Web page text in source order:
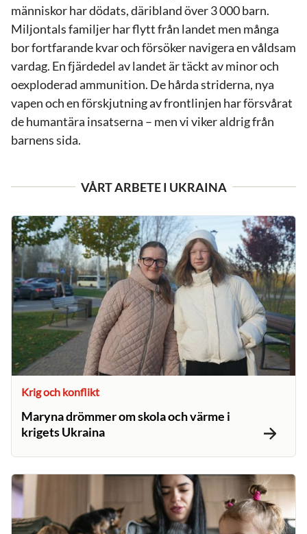
människor har dödats, däribland över 3 000 barn.
Miljontals familjer har flytt från landet men många
bor fortfarande kvar och försöker navigera en våldsam
vardag. En fjärdedel av landet är täckt av minor och
oexploderad ammunition. De hårda striderna, nya
vapen och en förskjutning av frontlinjen har försvårat
de humantära insatserna – men vi viker aldrig från
barnens sida.
VÅRT ARBETE I UKRAINA
Krig och konflikt
Maryna drömmer om skola och värme i
krigets Ukraina